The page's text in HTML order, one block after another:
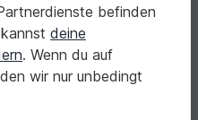
befinden
deine
. Wenn du auf
wir nur unbedingt